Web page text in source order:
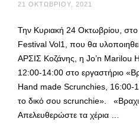
21 ΟΚΤΩΒΡΊΟΥ, 2021
Την Κυριακή 24 Οκτωβρίου,
Festival Vol1, που θα
ΑΡΣΙΣ Κοζάνης, η Jo’n Marilou
12:00-14:00 στο εργαστήριο
Ηand made Scrunchies, 16:00-
το δικό σου scrunchie».
Απελευθερώστε τα χέρια …